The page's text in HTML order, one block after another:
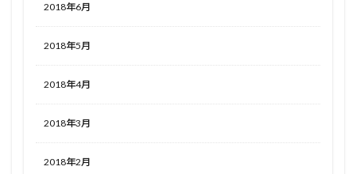
2018年6月
2018年5月
2018年4月
2018年3月
2018年2月